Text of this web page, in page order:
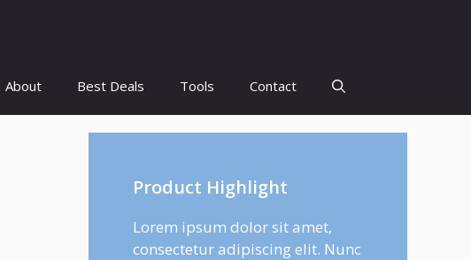
About Best Deals Tools Contact
Product Highlight
Lorem ipsum dolor sit amet,
consectetur adipiscing elit. Nunc